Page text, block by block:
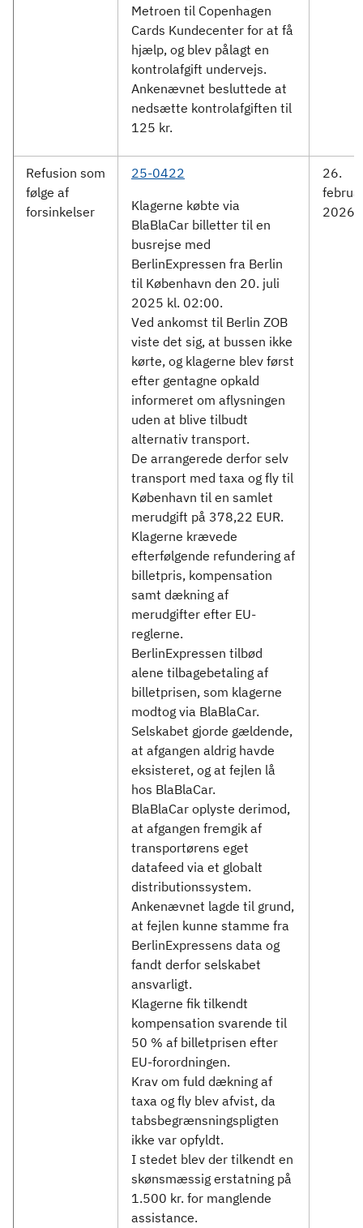
Metroen til Copenhagen
Cards Kundecenter for at få
hjælp, og blev pålagt en
kontrolafgift undervejs.
Ankenævnet besluttede at
nedsætte kontrolafgiften til
125 kr.
Refusion som
følge af
forsinkelser
25-0422
Klagerne købte via
BlaBlaCar billetter til en
busrejse med
BerlinExpressen fra Berlin
til København den 20. juli
2025 kl. 02:00.
Ved ankomst til Berlin ZOB
viste det sig, at bussen ikke
kørte, og klagerne blev først
efter gentagne opkald
informeret om aflysningen
uden at blive tilbudt
alternativ transport.
De arrangerede derfor selv
transport med taxa og fly til
København til en samlet
merudgift på 378,22 EUR.
Klagerne krævede
efterfølgende refundering af
billetpris, kompensation
samt dækning af
merudgifter efter EU-
reglerne.
BerlinExpressen tilbød
alene tilbagebetaling af
billetprisen, som klagerne
modtog via BlaBlaCar.
Selskabet gjorde gældende,
at afgangen aldrig havde
eksisteret, og at fejlen lå
hos BlaBlaCar.
BlaBlaCar oplyste derimod,
at afgangen fremgik af
transportørens eget
datafeed via et globalt
distributionssystem.
Ankenævnet lagde til grund,
at fejlen kunne stamme fra
BerlinExpressens data og
fandt derfor selskabet
ansvarligt.
Klagerne fik tilkendt
kompensation svarende til
50 % af billetprisen efter
EU-forordningen.
Krav om fuld dækning af
taxa og fly blev afvist, da
tabsbegrænsningspligten
ikke var opfyldt.
I stedet blev der tilkendt en
skønsmæssig erstatning på
1.500 kr. for manglende
assistance.
26.
2026